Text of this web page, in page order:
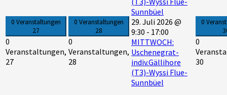
0 Veranstaltungen
27
0
Veranstaltungen,
27
0 Veranstaltungen
28
0
Veranstaltungen,
28
Sunnbüel
29. Juli 2026 @
9:30 - 17:00
MITTWOCH:
Uschenegrat-
indiv.Gällihore
(T3)-Wyssi Flue-
Sunnbüel
0
0
30